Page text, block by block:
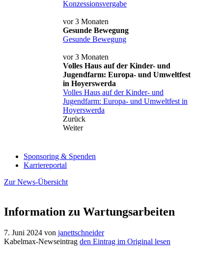
Konzessionsvergabe
vor 3 Monaten
Gesunde Bewegung
Gesunde Bewegung
vor 3 Monaten
Volles Haus auf der Kinder- und
Jugendfarm: Europa- und Umweltfest
in Hoyerswerda
Volles Haus auf der Kinder- und
Jugendfarm: Europa- und Umweltfest in
Hoyerswerda
Zurück
Weiter
Sponsoring & Spenden
Karriereportal
Zur News-Übersicht
Information zu Wartungsarbeiten
7. Juni 2024 von janettschneider
Kabelmax-Newseintrag den Eintrag im Original lesen